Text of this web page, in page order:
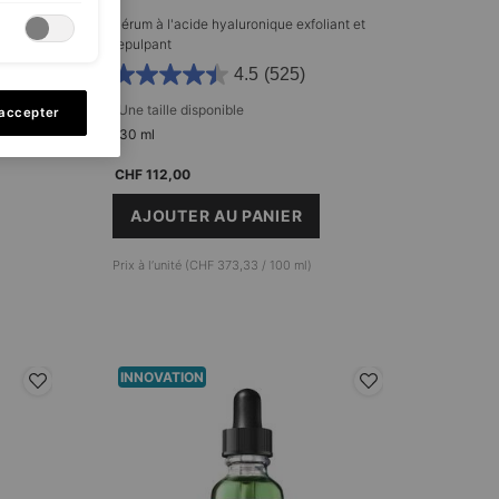
Sérum à l'acide hyaluronique exfoliant et
repulpant
4.5 (525)
Une taille disponible​
30 ml
CHF 112,00
AJOUTER AU PANIER
RETEXTURING ACTIVATOR
Prix à l’unité (CHF 373,33 / 100 ml)
INNOVATION